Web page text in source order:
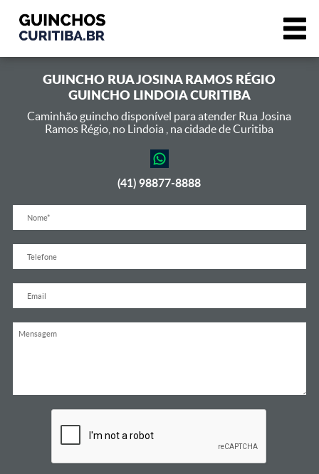
GUINCHO RUA JOSINA RAMOS RÉGIO
GUINCHO LINDOIA CURITIBA
Caminhão guincho disponível para atender Rua Josina
Ramos Régio, no Lindoia , na cidade de Curitiba
(41) 98877-8888